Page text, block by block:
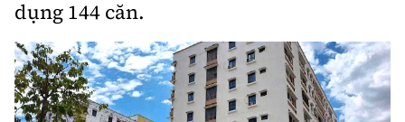
dụng 144 căn.